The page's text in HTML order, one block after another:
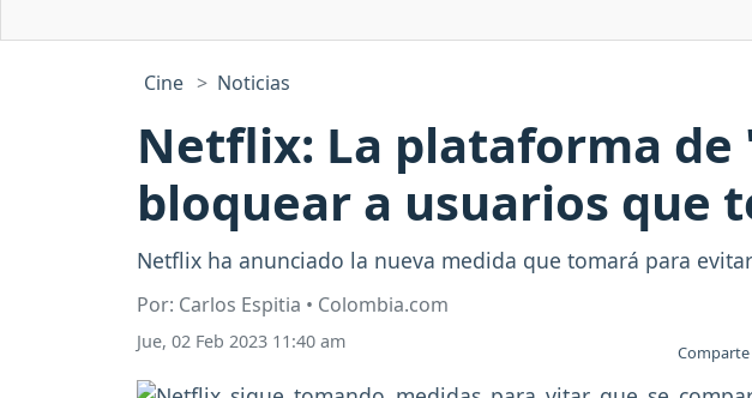
Cine Noticias
Netflix: La plataforma
bloquear a usuarios que
Netflix ha anunciado la nueva medida que tomará para
Por: Carlos Espitia • Colombia.com
Jue, 02 Feb 2023 11:40 am Comparte